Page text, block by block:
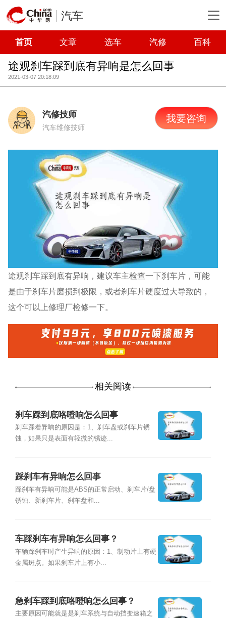
汽车
首页 文章 选车 汽修 百科
途观刹车踩到底有异响是怎么回事
2021-03-07 20:18:09
汽修技师
汽车维修技师
我要咨询
途观刹车踩到底有异响，建议车主检查一下刹车片，可能
是由于刹车片磨损到极限，或者刹车片硬度过大导致的，
这个可以上修理厂检修一下。
相关阅读
刹车踩到底咯噔响怎么回事
刹车踩着异响的原因是：1、刹车盘或刹车片锈
蚀，如果只是表面有轻微的锈迹...
踩刹车有异响怎么回事
踩刹车有异响可能是ABS的正常启动、刹车片/盘
锈蚀、新刹车片、刹车盘和...
车踩刹车有异响怎么回事？
车辆踩刹车时产生异响的原因：1、制动片上有硬
金属斑点。如果刹车片上有小...
急刹车踩到底咯噔响怎么回事？
主要原因可能就是是刹车系统与自动挡变速箱之